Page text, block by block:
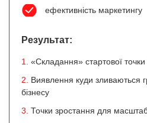
ефективність маркетингу
Результат:
1.
«Складання» стартової точки
2.
Виявлення куди зливаються
бізнесу
3. Точки зростання для